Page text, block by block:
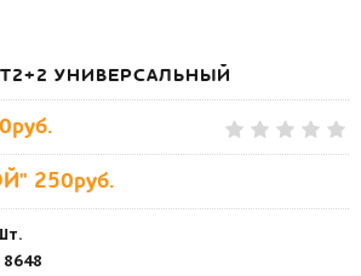
УНИВЕРСАЛЬНЫЙ
250руб.
8648